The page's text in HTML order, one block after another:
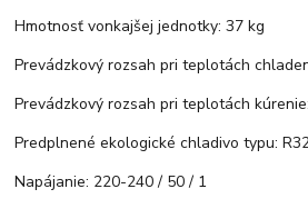
Hmotnosť vonkajšej jednotky: 37 kg
Prevádzkový rozsah pri teplotách
Prevádzkový rozsah pri teplotách
Predplnené ekologické chladivo typu:
Napájanie: 220-240 / 50 / 1